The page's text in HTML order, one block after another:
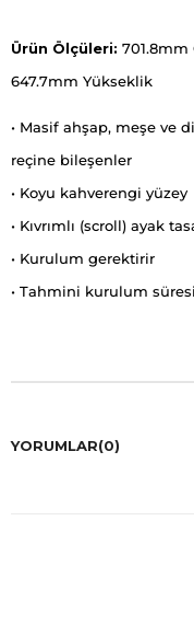
Ürün Ölçüleri: 701.8mm
647.7mm Yükseklik
• Masif ahşap, meşe ve
reçine bileşenler
• Koyu kahverengi yüzey
• Kıvrımlı (scroll) ayak
• Kurulum gerektirir
• Tahmini kurulum
YORUMLAR(0)